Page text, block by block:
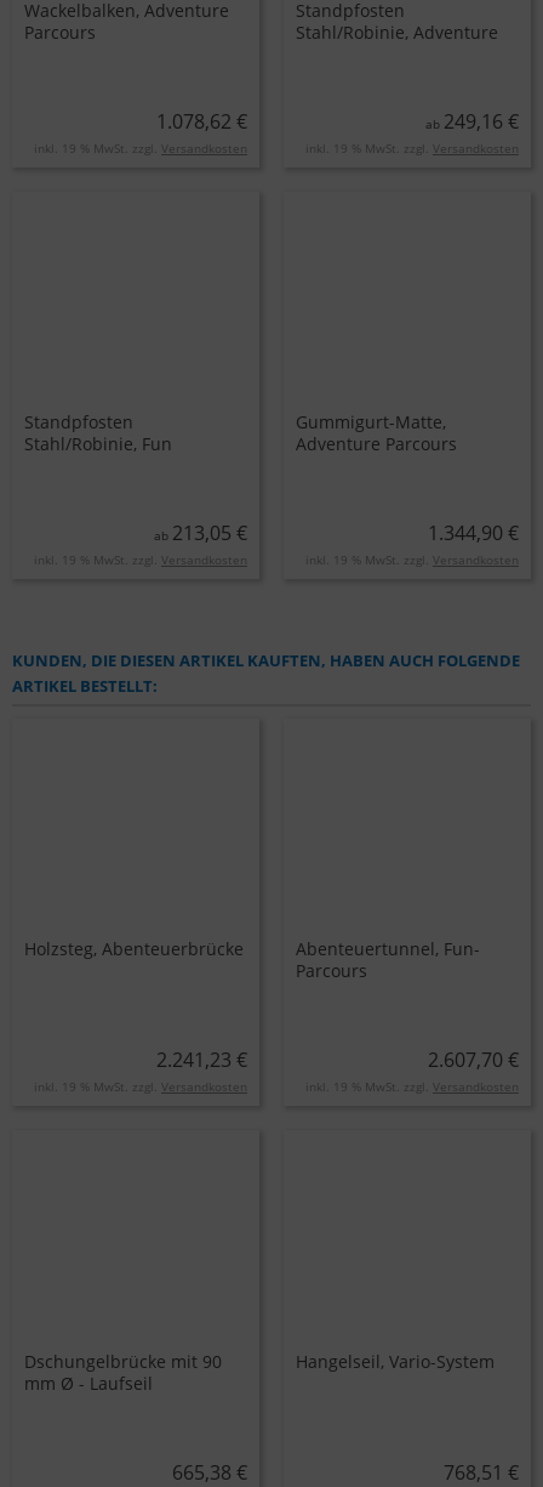
Wackelbalken, Adventure
Parcours
1.078,62 €
inkl. 19 % MwSt. zzgl. Versandkosten
Standpfosten
Stahl/Robinie, Adventure
ab 249,16 €
inkl. 19 % MwSt. zzgl. Versandkosten
Standpfosten
Stahl/Robinie, Fun
ab 213,05 €
inkl. 19 % MwSt. zzgl. Versandkosten
Gummigurt-Matte,
Adventure Parcours
1.344,90 €
inkl. 19 % MwSt. zzgl. Versandkosten
KUNDEN, DIE DIESEN ARTIKEL KAUFTEN, HABEN AUCH FOLGENDE
ARTIKEL BESTELLT:
Holzsteg, Abenteuerbrücke
2.241,23 €
inkl. 19 % MwSt. zzgl. Versandkosten
Abenteuertunnel, Fun-
Parcours
2.607,70 €
inkl. 19 % MwSt. zzgl. Versandkosten
Dschungelbrücke mit 90
mm Ø - Laufseil
665,38 €
Hangelseil, Vario-System
768,51 €